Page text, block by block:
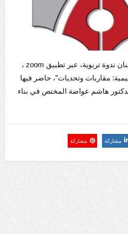
نظم تجمع المعلمين في لبنان ندوة تربوية، عبر تطبيق zoom ،
مقاربات وتحديات”، حاضر فيها
هاشم عواضة المختص في بناء
مشاركة مشاركة